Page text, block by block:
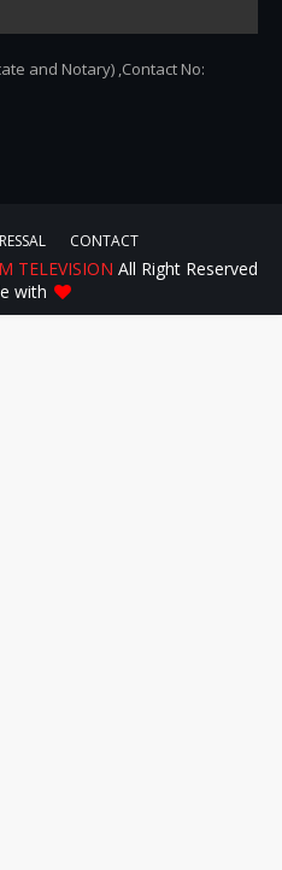
and Notary) ,Contact No:
CONTACT
TELEVISION All Right Reserved
with